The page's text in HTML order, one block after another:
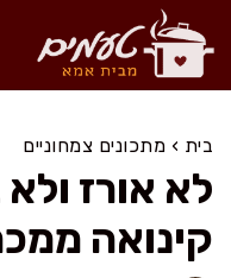
לדלג
לתוכן
בית › מתכונים צמחוניים
לא אורז
קינואה